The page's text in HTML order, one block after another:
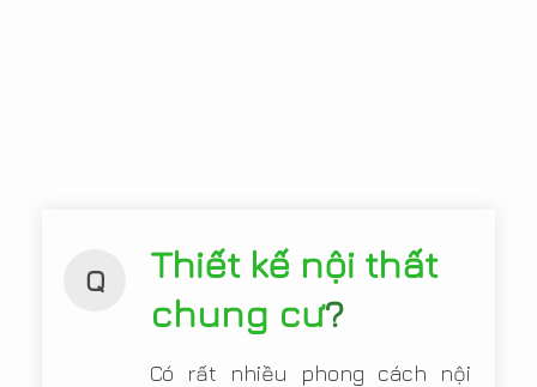
Q
Thiết kế nội thất
chung cư?
Có rất nhiều phong cách nội